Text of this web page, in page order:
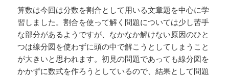
算数は今回は分数を割合として用いる文章題を中心に学
習しました。割合を使って解く問題については少し苦手
な部分があるようですが、なかなか解けない原因のひと
つは線分図を使わずに頭の中で解こうとしてしまうこと
が大きいと思われます。初見の問題であっても線分図を
かかずに数式を作ろうとしているので、結果として問題